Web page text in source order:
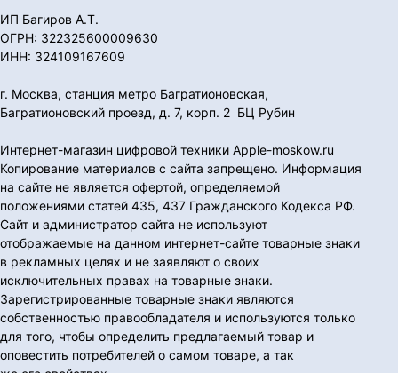
ИП Багиров А.Т.
ОГРН: 322325600009630
ИНН: 324109167609
г. Москва, станция метро Багратионовская,
Багратионовский проезд, д. 7, корп. 2 БЦ Рубин
Интернет-магазин цифровой техники Apple-moskow.ru
Копирование материалов с сайта запрещено. Информация
на сайте не является офертой, определяемой
положениями статей 435, 437 Гражданского Кодекса РФ.
Сайт и администратор сайта не используют
отображаемые на данном интернет-сайте товарные знаки
в рекламных целях и не заявляют о своих
исключительных правах на товарные знаки.
Зарегистрированные товарные знаки являются
собственностью правообладателя и используются только
для того, чтобы определить предлагаемый товар и
оповестить потребителей о самом товаре, а так